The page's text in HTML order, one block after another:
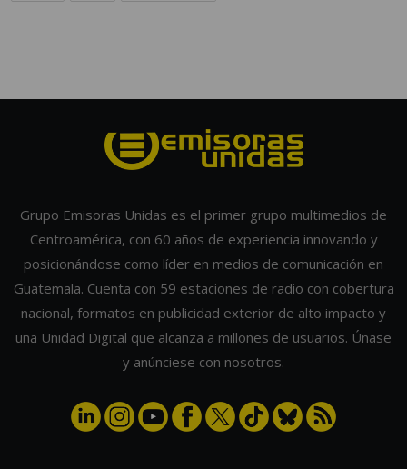
Grupo Emisoras Unidas es el primer grupo multimedios de
Centroamérica, con 60 años de experiencia innovando y
posicionándose como líder en medios de comunicación en
Guatemala. Cuenta con 59 estaciones de radio con cobertura
nacional, formatos en publicidad exterior de alto impacto y
una Unidad Digital que alcanza a millones de usuarios. Únase
y anúnciese con nosotros.